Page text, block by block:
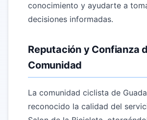
conocimiento y ayudarte a
decisiones informadas.
Reputación y Confianza
Comunidad
La comunidad ciclista de
reconocido la calidad del